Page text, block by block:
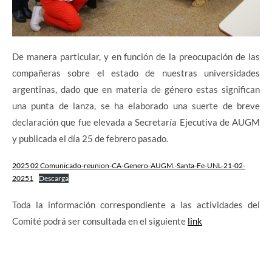
De manera particular, y en función de la preocupación de las
compañeras sobre el estado de nuestras universidades
argentinas, dado que en materia de género estas significan
una punta de lanza, se ha elaborado una suerte de breve
declaración que fue elevada a Secretaría Ejecutiva de AUGM
y publicada el día 25 de febrero pasado.
2025 02 Comunicado-reunion-CA-Genero-AUGM.-Santa-Fe-UNL-21-02-
20251
Descarga
Toda la información correspondiente a las actividades del
Comité podrá ser consultada en el siguiente link